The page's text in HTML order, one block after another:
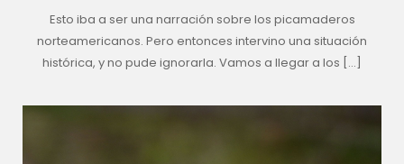
Esto iba a ser una narración sobre los picamaderos
norteamericanos. Pero entonces intervino una situación
histórica, y no pude ignorarla. Vamos a llegar a los […]